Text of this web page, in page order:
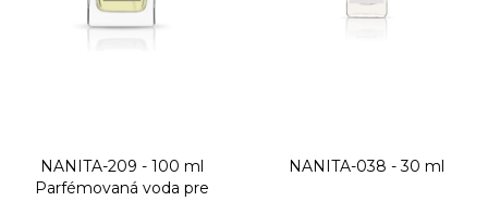
NANITA-209 - 100 ml
Parfémovaná voda pre
NANITA-038 - 30 ml